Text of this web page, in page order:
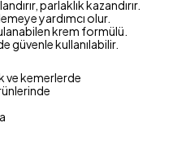
parlaklık kazandırır.
yardımcı olur.
krem formülü.
güvenle kullanılabilir.
ve kemerlerde